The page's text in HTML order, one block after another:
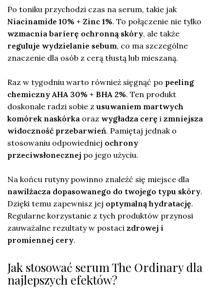
Po toniku przychodzi czas na serum, takie jak
Niacinamide 10% + Zinc 1%. To połączenie nie tylko
wzmacnia barierę ochronną skóry, ale także
reguluje wydzielanie sebum, co ma szczególne
znaczenie dla osób z cerą tłustą lub mieszaną.
Raz w tygodniu warto również sięgnąć po peeling
chemiczny AHA 30% + BHA 2%. Ten produkt
doskonale radzi sobie z usuwaniem martwych
komórek naskórka oraz wygładza cerę i zmniejsza
widoczność przebarwień. Pamiętaj jednak o
stosowaniu odpowiedniej ochrony
przeciwsłonecznej po jego użyciu.
Na końcu rutyny powinno znaleźć się miejsce dla
nawilżacza dopasowanego do twojego typu skóry.
Dzięki temu zapewnisz jej optymalną hydratację.
Regularne korzystanie z tych produktów przynosi
zauważalne rezultaty w postaci zdrowej i
promiennej cery.
Jak stosować serum The Ordinary dla
najlepszych efektów?